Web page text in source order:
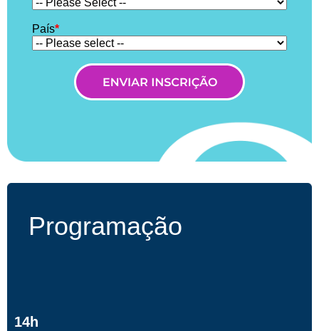
País*
Programação
14h